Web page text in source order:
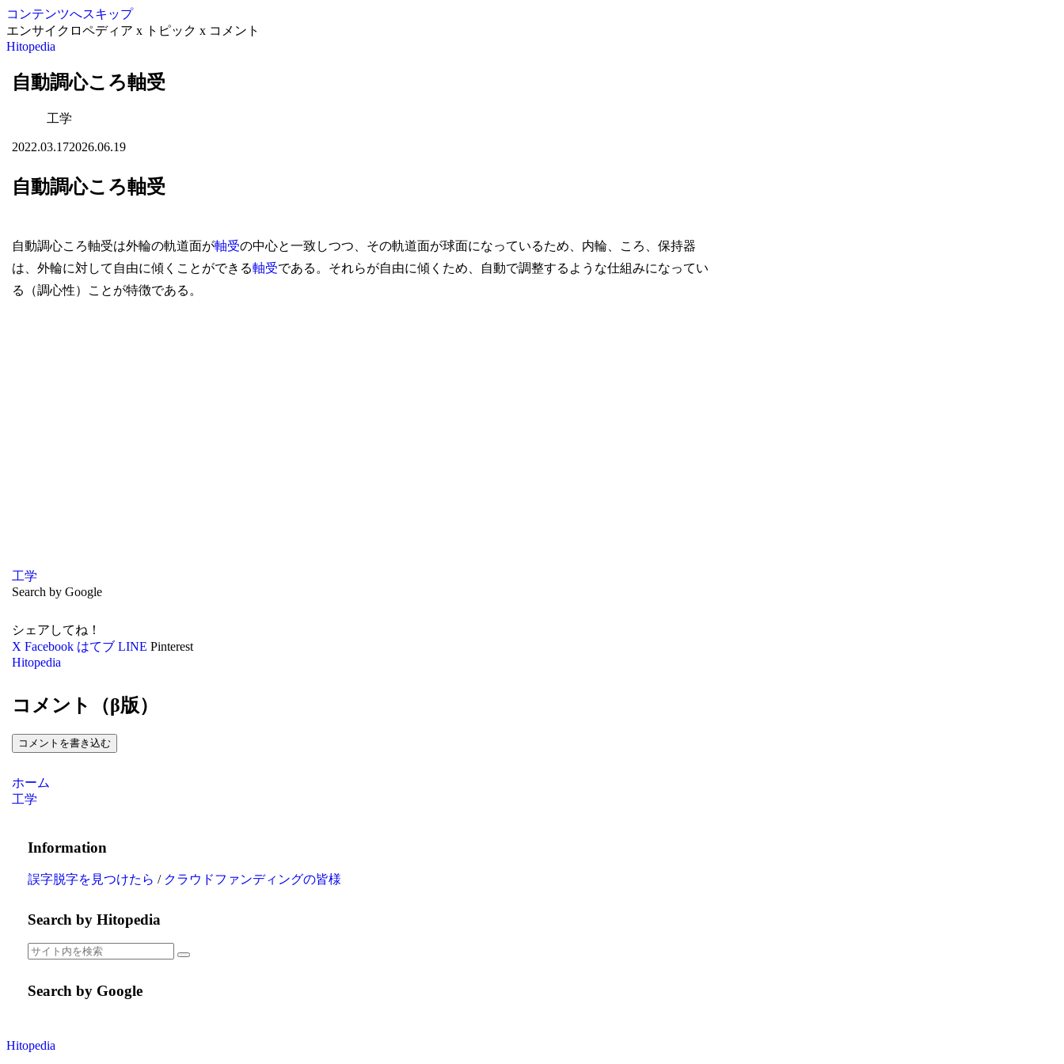
コンテンツへスキップ
エンサイクロペディア x トピック x コメント
Hitopedia
自動調心ころ軸受
工学
2022.03.172026.06.19
自動調心ころ軸受
自動調心ころ軸受は外輪の軌道面が軸受の中心と一致しつつ、その軌道面が球面になっているため、内輪、ころ、保持器
は、外輪に対して自由に傾くことができる軸受である。それらが自由に傾くため、自動で調整するような仕組みになってい
る（調心性）ことが特徴である。
工学
Search by Google
シェアしてね！
X Facebook はてブ LINE Pinterest
Hitopedia
コメント（β版）
コメントを書き込む
ホーム
工学
Information
誤字脱字を見つけたら / クラウドファンディングの皆様
Search by Hitopedia
Search by Google
Hitopedia